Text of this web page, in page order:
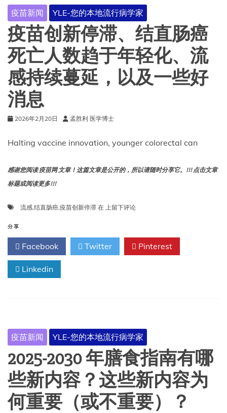
大
常
见
问
疫苗新闻 YLE-您的本地流行病学家
疫苗创新停滞、结直肠癌
死亡人数趋于年轻化、流
感持续蔓延，以及一些好
消息
2026年2月20日 孟胜利 医学博士
Halting vaccine innovation, younger colorectal can
感谢您阅读 疫苗网 文章！这篇文章是公开的，所以请随时分享它。!!! 点击文章
标题或阅读更多!!!
流感,结直肠癌,疫苗创新停滞 在 疫
新
停
滞、
人
数
趋
于
年
轻
化、
流
感
上留下评论
分享
Facebook Twitter Pinterest
Linkedin
疫苗新闻 YLE-您的本地流行病学家
2025-2030 年膳食指南有哪
些新内容？这些新内容为
何重要（或不重要）？